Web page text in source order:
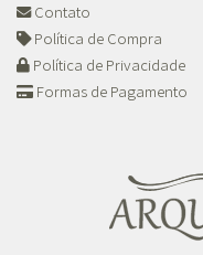
Contato
Política de Compra
Política de Privacidade
Formas de Pagamento